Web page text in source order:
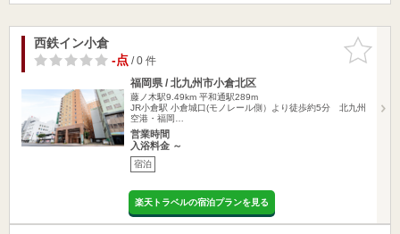
お気に入
りに追加
西鉄イン小倉
-点/ 0 件
福岡県 / 北九州市小倉北区
藤ノ木駅9.49km 平和通駅289m
JR小倉駅 小倉城口(モノレール側）より徒歩約5分 北九州
空港・福岡…
営業時間
入浴料金 ～
宿泊
楽天トラベルの宿泊プランを見る